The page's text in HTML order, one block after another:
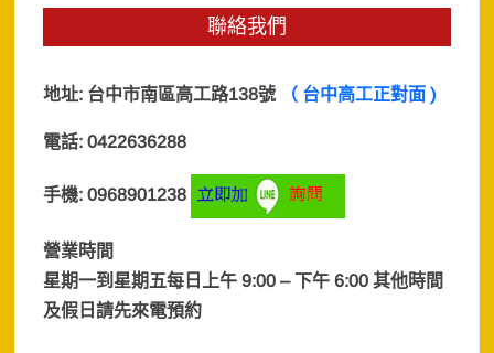
聯絡我們
地址: 台中市南區高工路138號 （ 台中高工正對面 )
電話: 0422636288
手機: 0968901238
營業時間
星期一到星期五每日上午 9:00 – 下午 6:00 其他時間
及假日請先來電預約